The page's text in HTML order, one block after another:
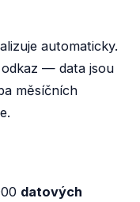
automaticky.
odkaz — data jsou
měsíčních
datových